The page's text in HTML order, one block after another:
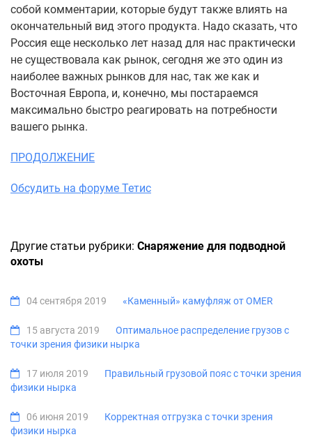
собой комментарии, которые будут также влиять на
окончательный вид этого продукта. Надо сказать, что
Россия еще несколько лет назад для нас практически
не существовала как рынок, сегодня же это один из
наиболее важных рынков для нас, так же как и
Восточная Европа, и, конечно, мы постараемся
максимально быстро реагировать на потребности
вашего рынка.
ПРОДОЛЖЕНИЕ
Обсудить на форуме Тетис
Другие статьи рубрики: Снаряжение для подводной
охоты
04 сентября 2019 «Каменный» камуфляж от OMER
15 августа 2019
Оптимальное распределение грузов с
точки зрения физики нырка
17 июля 2019
Правильный грузовой пояс с точки зрения
физики нырка
06 июня 2019
Корректная отгрузка с точки зрения
физики нырка